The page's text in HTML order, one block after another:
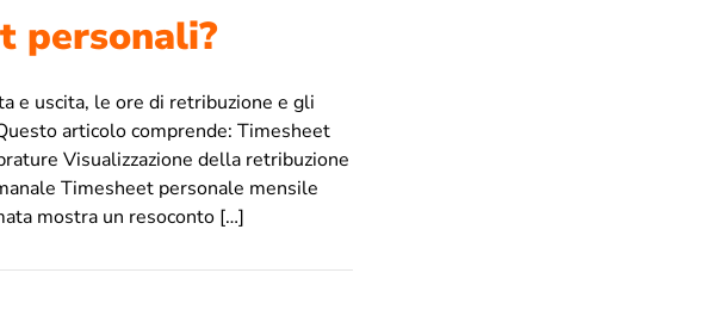
personali?
e uscita, le ore di retribuzione e gli
articolo comprende: Timesheet
Visualizzazione della retribuzione
Timesheet personale mensile
mostra un resoconto […]